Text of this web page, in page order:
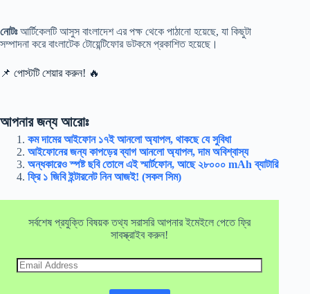
নোটঃআর্টিকেলটি আসুস বাংলাদেশ এর পক্ষ থেকে পাঠানো হয়েছে, যা কিছুটা
সম্পাদনা করে বাংলাটেক টোয়েন্টিফোর ডটকমে প্রকাশিত হয়েছে।
📌 পোস্টটি শেয়ার করুন! 🔥
আপনার জন্য আরোঃ
কম দামের আইফোন ১৭ই আনলো অ্যাপল, থাকছে যে সুবিধা
আইফোনের জন্য কাপড়ের ব্যাগ আনলো অ্যাপল, দাম অবিশ্বাস্য
অন্ধকারেও স্পষ্ট ছবি তোলে এই স্মার্টফোন, আছে ২৮০০০ mAh ব্যাটারি
ফ্রি ১ জিবি ইন্টারনেট নিন আজই! (সকল সিম)
সর্বশেষ প্রযুক্তি বিষয়ক তথ্য সরাসরি আপনার ইমেইলে পেতে ফ্রি
সাবস্ক্রাইব করুন!
Email
Address